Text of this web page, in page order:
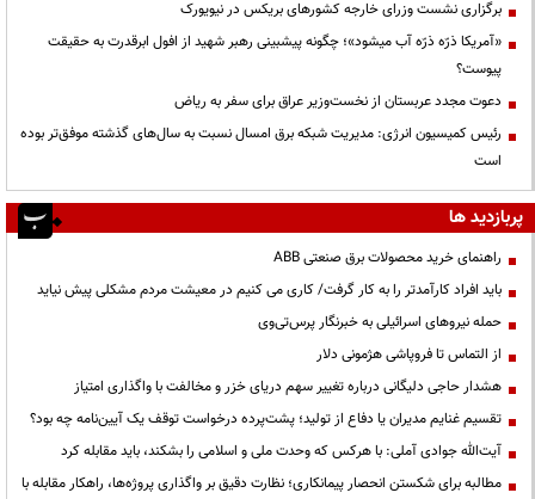
برگزاری نشست وزرای خارجه کشورهای بریکس در نیویورک
«آمریکا ذرّه ذرّه آب میشود»؛ چگونه پیشبینی رهبر شهید از افول ابرقدرت به حقیقت
پیوست؟
دعوت مجدد عربستان از نخست‌وزیر عراق برای سفر به ریاض
رئیس کمیسیون انرژی: مدیریت شبکه برق امسال نسبت به سال‌های گذشته موفق‌تر بوده
است
پربازدید ها
راهنمای خرید محصولات برق صنعتی ABB
باید افراد کارآمدتر را به کار گرفت/ کاری می کنیم در معیشت مردم مشکلی پیش نیاید
حمله نیروهای اسرائیلی به خبرنگار پرس‌تی‌وی
از التماس تا فروپاشی هژمونی دلار
هشدار حاجی دلیگانی درباره تغییر سهم دریای خزر و مخالفت با واگذاری امتیاز
تقسیم غنایم مدیران یا دفاع از تولید؛ پشت‌پرده درخواست توقف یک آیین‌نامه چه بود؟
آیت‌الله جوادی آملی: با هرکس که وحدت ملی و اسلامی را بشکند، باید مقابله کرد
مطالبه برای شکستن انحصار پیمانکاری؛ نظارت دقیق بر واگذاری پروژه‌ها، راهکار مقابله با